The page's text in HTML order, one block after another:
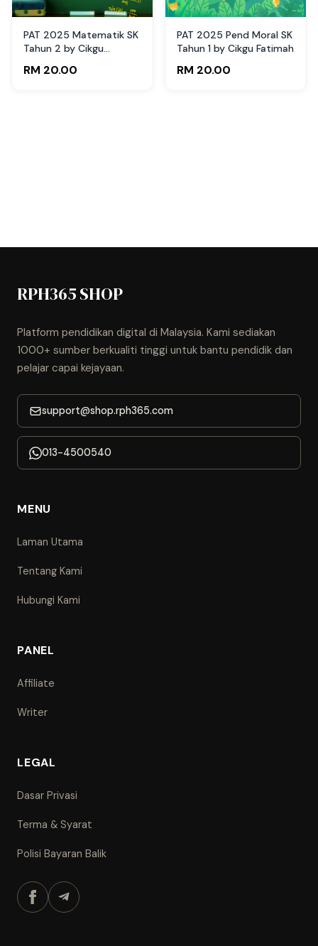
PAT 2025 Matematik SK
Tahun 2 by Cikgu
RM 20.00
PAT 2025 Pend Moral SK
Tahun 1 by Cikgu Fatimah
RM 20.00
RPH365 SHOP
Platform pendidikan digital di Malaysia. Kami sediakan
1000+ sumber berkualiti tinggi untuk bantu pendidik dan
pelajar capai kejayaan.
support@shop.rph365.com
013-4500540
MENU
Laman Utama
Tentang Kami
Hubungi Kami
PANEL
Affiliate
Writer
LEGAL
Dasar Privasi
Terma & Syarat
Polisi Bayaran Balik